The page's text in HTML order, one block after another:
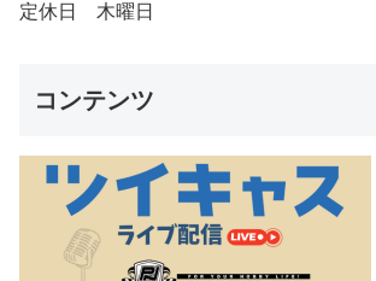
定休日 木曜日
コンテンツ